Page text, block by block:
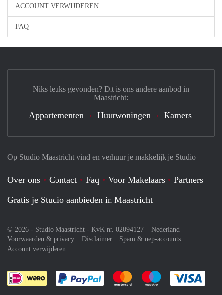
ACCOUNT VERWIJDEREN
FAQ
Op Studio Maastricht vind en verhuur je makkelijk je Studio
Over ons Contact Faq Voor Makelaars
Partners
Gratis je Studio aanbieden in Maastricht
© 2026 - Studio Maastricht - KvK nr. 02094127 – Nederland
Voorwaarden & privacy
Disclaimer
Spam & nep-accounts
Account verwijderen
Je rekent gemakkelijk af met Paypal
Je rekent gemakkelijk af met
Je rekent
Niks leuks gevonden? Dit is ons andere aanbod in
Maastricht:
Appartementen Huurwoningen Kamers